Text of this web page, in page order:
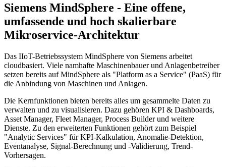
Siemens MindSphere - Eine offene,
umfassende und hoch skalierbare
Mikroservice-Architektur
Das IIoT-Betriebssystem MindSphere von Siemens arbeitet
cloudbasiert. Viele namhafte Maschinenbauer und Anlagenbetreiber
setzen bereits auf MindSphere als "Platform as a Service" (PaaS) für
die Anbindung von Maschinen und Anlagen.
Die Kernfunktionen bieten bereits alles um gesammelte Daten zu
verwalten und zu visualisieren. Dazu gehören KPI & Dashboards,
Asset Manager, Fleet Manager, Process Builder und weitere
Dienste. Zu den erweiterten Funktionen gehört zum Beispiel
"Analytic Services" für KPI-Kalkulation, Anomalie-Detektion,
Eventanalyse, Signal-Berechnung und -Validierung, Trend-
Vorhersagen.